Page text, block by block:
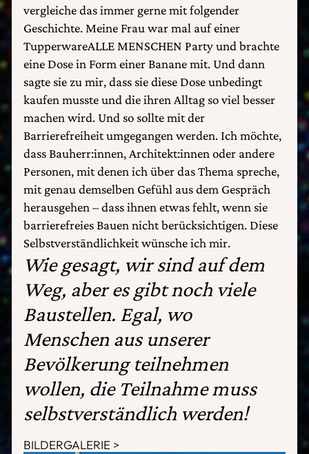
vergleiche das immer gerne mit folgender
Geschichte. Meine Frau war mal auf einer
TupperwareALLE MENSCHEN Party und brachte
eine Dose in Form einer Banane mit. Und dann
sagte sie zu mir, dass sie diese Dose unbedingt
kaufen musste und die ihren Alltag so viel besser
machen wird. Und so sollte mit der
Barrierefreiheit umgegangen werden. Ich möchte,
dass Bauherr:innen, Architekt:innen oder andere
Personen, mit denen ich über das Thema spreche,
mit genau demselben Gefühl aus dem Gespräch
herausgehen – dass ihnen etwas fehlt, wenn sie
barrierefreies Bauen nicht berücksichtigen. Diese
Selbstverständlichkeit wünsche ich mir.
Wie gesagt, wir sind auf dem
Weg, aber es gibt noch viele
Baustellen. Egal, wo
Menschen aus unserer
Bevölkerung teilnehmen
wollen, die Teilnahme muss
selbstverständlich werden!
BILDERGALERIE